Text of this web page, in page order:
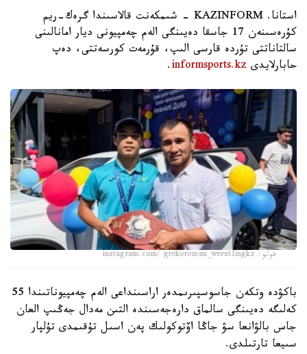
استانا. KAZINFORM - شىمكەنت قالاسىندا گرەك-ريم
كۇرەسىنەن 17 جاسقا دەيىنگى الەم چەمپيونى ديار امانالىنى
سالتاناتتى تۇردە قارسى الىپ، قۇرمەت كورسەتتى، دەپ
حابارلايدى informsports.kz
.
فوتو: instagram.com/ grekoroman_wrestlingkz
باكۋدە وتكەن جاسوسپىرىمدەر اراسىنداعى الەم چەمپيوناتىندا 55
كەلىگە دەيىنگى سالماق دارەجەسىندە التىن مەدال جەڭىپ العان
جاس بالۋانعا سۋ جاڭا اۆتوكولىك پەن اسىل تۇقىمدى تۇلپار
سىيعا تارتىلدى.